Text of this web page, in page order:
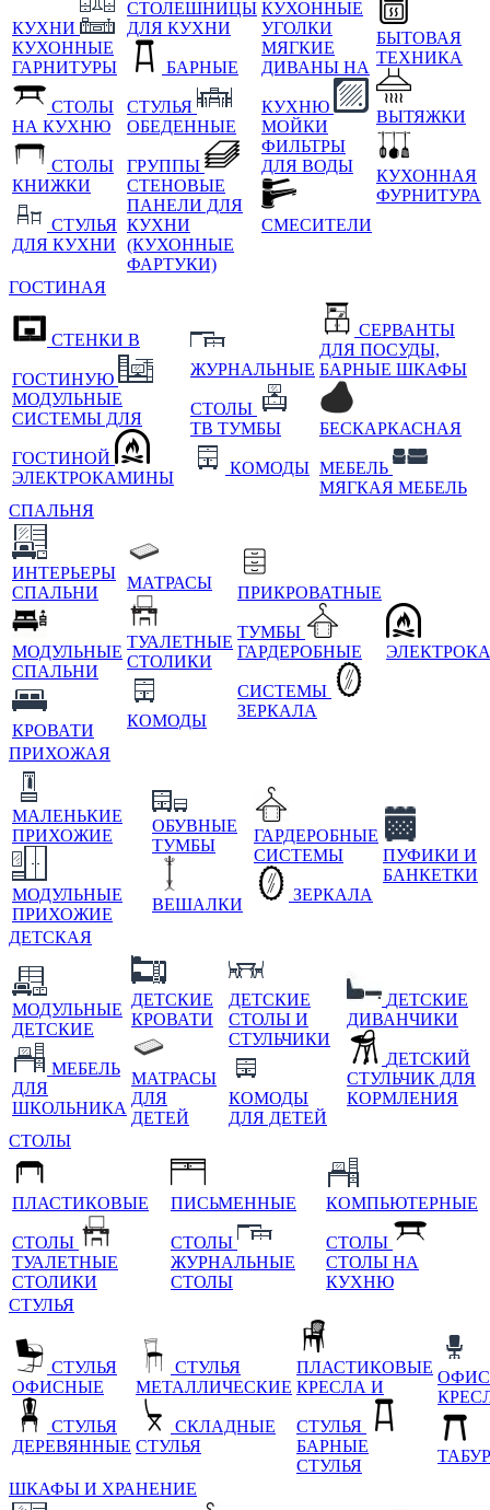
КУХНИ
КУХОННЫЕ
ГАРНИТУРЫ
СТОЛЫ
НА КУХНЮ
СТОЛЫ
КНИЖКИ
СТУЛЬЯ
ДЛЯ КУХНИ
СТОЛЕШНИЦЫ
ДЛЯ КУХНИ
БАРНЫЕ
СТУЛЬЯ
ОБЕДЕННЫЕ
ГРУППЫ
СТЕНОВЫЕ
ПАНЕЛИ ДЛЯ
КУХНИ
(КУХОННЫЕ
ФАРТУКИ)
КУХОННЫЕ
УГОЛКИ
МЯГКИЕ
ДИВАНЫ НА
КУХНЮ
МОЙКИ
ФИЛЬТРЫ
ДЛЯ ВОДЫ
СМЕСИТЕЛИ
БЫТОВАЯ
ТЕХНИКА
ВЫТЯЖКИ
КУХОННАЯ
ФУРНИТУРА
ГОСТИНАЯ
СТЕНКИ В
ГОСТИНУЮ
МОДУЛЬНЫЕ
СИСТЕМЫ ДЛЯ
ГОСТИНОЙ
ЭЛЕКТРОКАМИНЫ
ЖУРНАЛЬНЫЕ
СТОЛЫ
ТВ ТУМБЫ
КОМОДЫ
СЕРВАНТЫ
ДЛЯ ПОСУДЫ,
БАРНЫЕ ШКАФЫ
БЕСКАРКАСНАЯ
МЕБЕЛЬ
МЯГКАЯ МЕБЕЛЬ
СПАЛЬНЯ
ИНТЕРЬЕРЫ
СПАЛЬНИ
МОДУЛЬНЫЕ
СПАЛЬНИ
КРОВАТИ
МАТРАСЫ
ТУАЛЕТНЫЕ
СТОЛИКИ
КОМОДЫ
ПРИКРОВАТНЫЕ
ТУМБЫ
ГАРДЕРОБНЫЕ
СИСТЕМЫ
ЗЕРКАЛА
ПРИХОЖАЯ
МАЛЕНЬКИЕ
ПРИХОЖИЕ
МОДУЛЬНЫЕ
ПРИХОЖИЕ
ОБУВНЫЕ
ТУМБЫ
ВЕШАЛКИ
ГАРДЕРОБНЫЕ
СИСТЕМЫ
ЗЕРКАЛА
ПУФИКИ И
БАНКЕТКИ
ДЕТСКАЯ
МОДУЛЬНЫЕ
ДЕТСКИЕ
МЕБЕЛЬ
ДЛЯ
ШКОЛЬНИКА
ДЕТСКИЕ
КРОВАТИ
МАТРАСЫ
ДЛЯ
ДЕТЕЙ
ДЕТСКИЕ
СТОЛЫ И
СТУЛЬЧИКИ
КОМОДЫ
ДЛЯ ДЕТЕЙ
ДЕТСКИЕ
ДИВАНЧИКИ
ДЕТСКИЙ
СТУЛЬЧИК ДЛЯ
КОРМЛЕНИЯ
СТОЛЫ
ПЛАСТИКОВЫЕ
СТОЛЫ
ТУАЛЕТНЫЕ
СТОЛИКИ
ПИСЬМЕННЫЕ
СТОЛЫ
ЖУРНАЛЬНЫЕ
СТОЛЫ
КОМПЬЮТЕРНЫЕ
СТОЛЫ
СТОЛЫ НА
КУХНЮ
СТУЛЬЯ
СТУЛЬЯ
ОФИСНЫЕ
СТУЛЬЯ
ДЕРЕВЯННЫЕ
СТУЛЬЯ
МЕТАЛЛИЧЕСКИЕ
СКЛАДНЫЕ
СТУЛЬЯ
ПЛАСТИКОВЫЕ
КРЕСЛА И
СТУЛЬЯ
БАРНЫЕ
СТУЛЬЯ
ШКАФЫ И ХРАНЕНИЕ